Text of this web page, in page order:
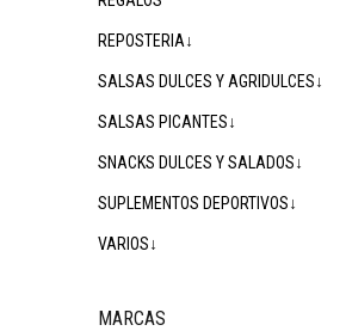
REPOSTERIA↓
SALSAS DULCES Y AGRIDULCES↓
SALSAS PICANTES↓
SNACKS DULCES Y SALADOS↓
SUPLEMENTOS DEPORTIVOS↓
VARIOS↓
MARCAS